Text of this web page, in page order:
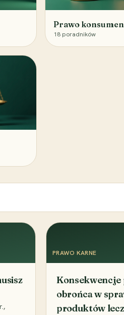
Prawo
18 poradników
PRAWO KARNE
Konsekwencje
obrońca w
produktów